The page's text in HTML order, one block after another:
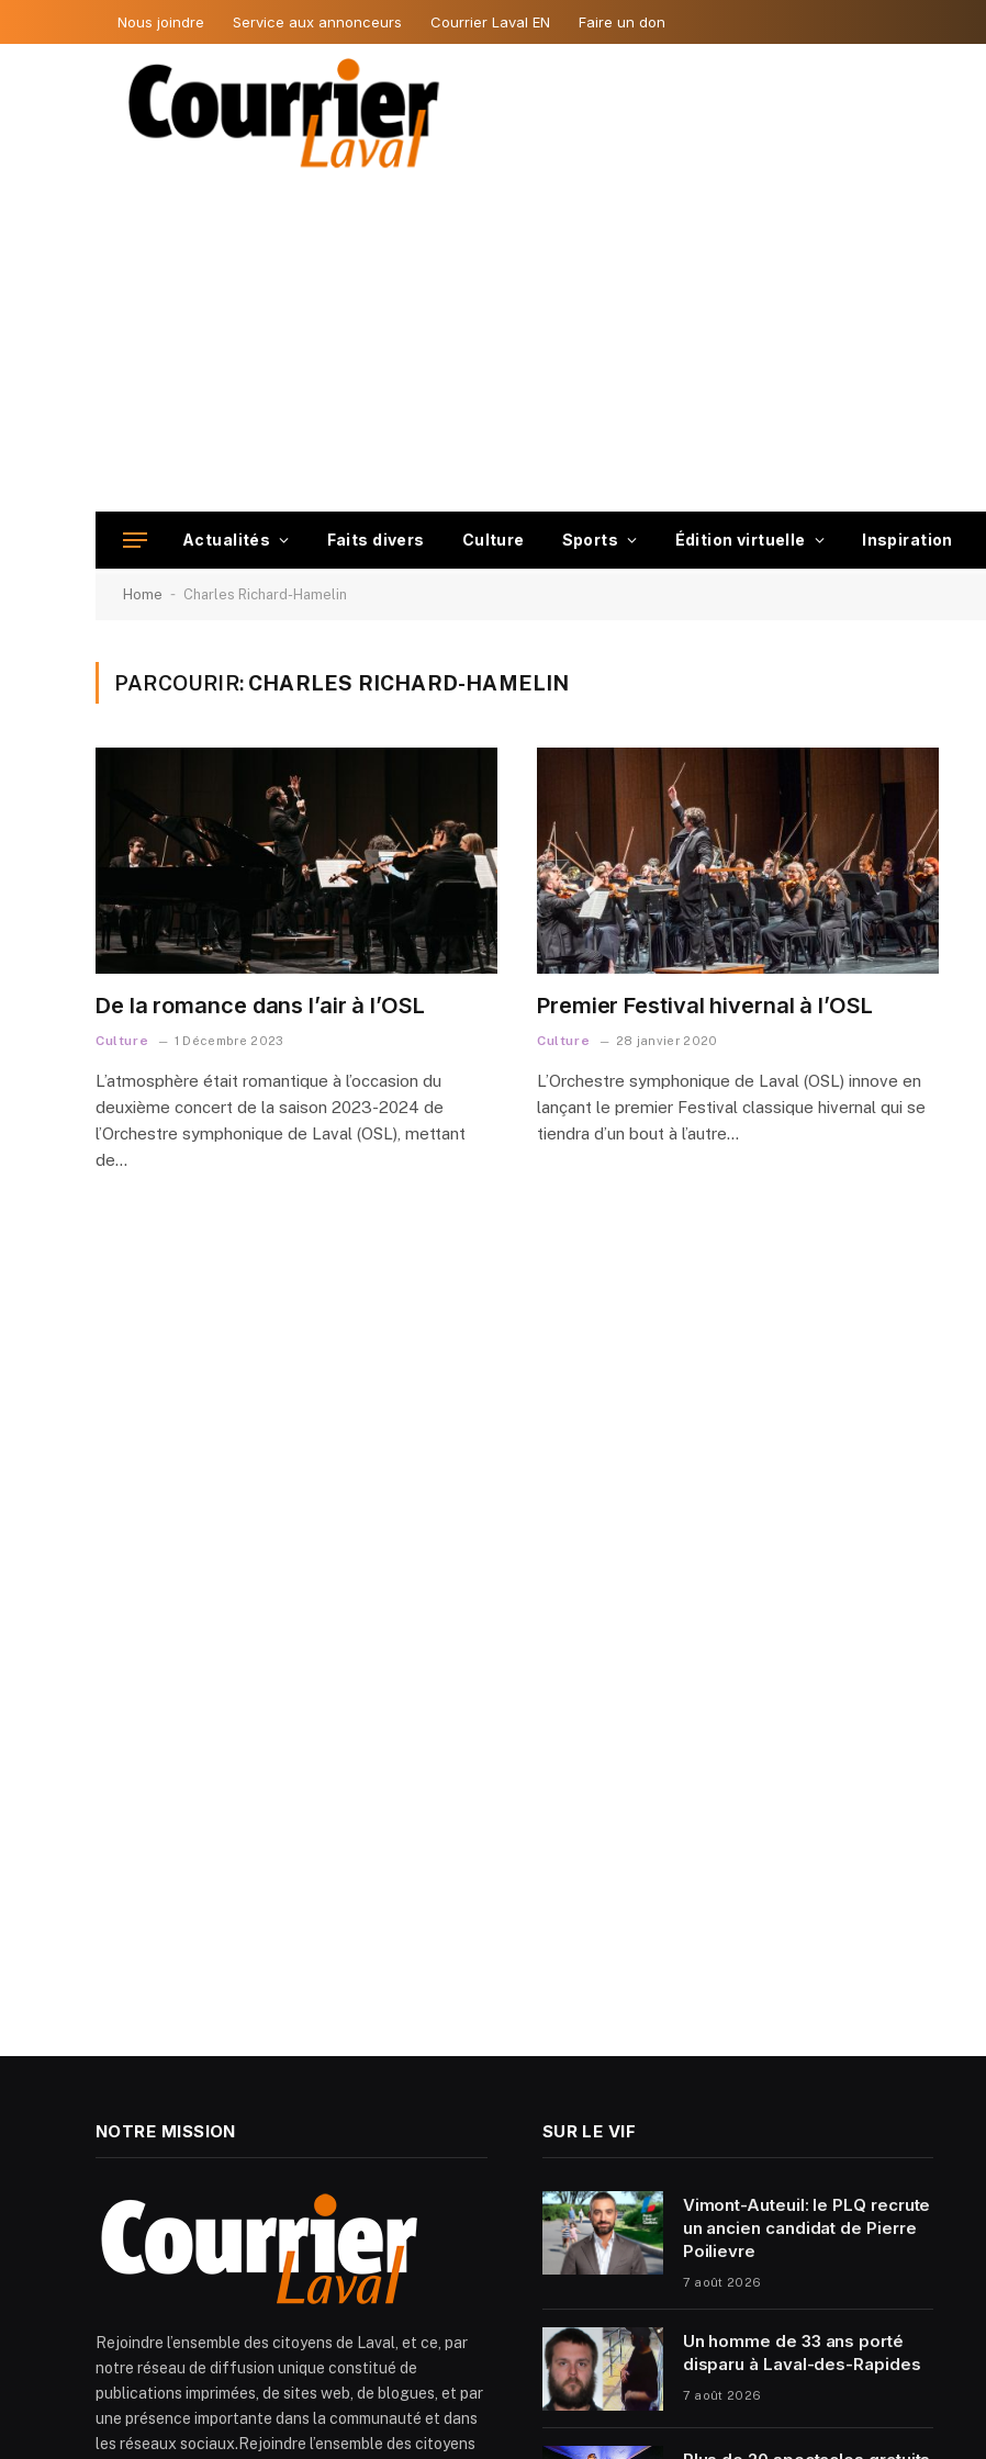
Nous joindre Service aux annonceurs Courrier Laval EN Faire un don
Actualités Faits divers Culture Sports Édition virtuelle Inspiration
Home - Charles Richard-Hamelin
PARCOURIR: CHARLES RICHARD-HAMELIN
De la romance dans l’air à l’OSL
Culture 1 Décembre 2023
L’atmosphère était romantique à l’occasion du
deuxième concert de la saison 2023-2024 de
l’Orchestre symphonique de Laval (OSL), mettant
de…
Premier Festival hivernal à l’OSL
Culture 28 janvier 2020
L’Orchestre symphonique de Laval (OSL) innove en
lançant le premier Festival classique hivernal qui se
tiendra d’un bout à l’autre…
NOTRE MISSION
Rejoindre l’ensemble des citoyens de Laval, et ce, par
notre réseau de diffusion unique constitué de
publications imprimées, de sites web, de blogues, et par
une présence importante dans la communauté et dans
les réseaux sociaux.Rejoindre l’ensemble des citoyens
SUR LE VIF
Vimont-Auteuil: le PLQ recrute
un ancien candidat de Pierre
Poilievre
7 août 2026
Un homme de 33 ans porté
disparu à Laval-des-Rapides
7 août 2026